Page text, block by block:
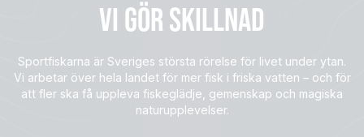
VI GÖR SKILLNAD
Sportfiskarna är Sveriges största rörelse för livet under ytan.
Vi arbetar över hela landet för mer fisk i friska vatten – och för
att fler ska få uppleva fiskeglädje, gemenskap och magiska
naturupplevelser.